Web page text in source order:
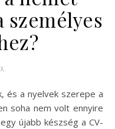
személyes
soha nem volt ennyire
újabb készség a CV-